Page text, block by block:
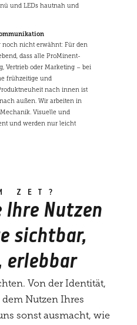
und LEDs hautnah und
noch nicht erwähnt: Für den
dass alle ProMinent-
Vertrieb oder Marketing – bei
frühzeitige und
nach innen ist
außen. Wir arbeiten in
Visuelle und
und werden nur leicht
ZET?
Ihre Nutzen
sichtbar,
erlebbar
Von der Identität,
Nutzen Ihres
sonst ausmacht, wie